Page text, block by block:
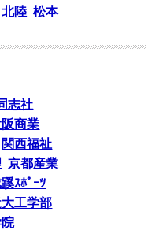
北陸 松本
志社
商業
関西福祉
京都産業
ｽﾎﾟｰﾂ
工学部
院